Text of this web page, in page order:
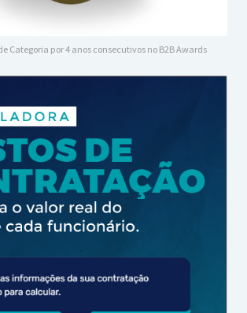
Categoria por 4 anos consecutivos no B2B Awards